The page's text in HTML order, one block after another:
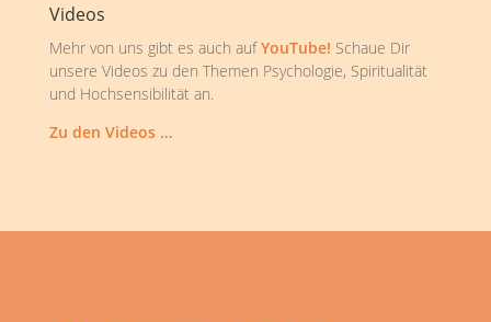
Videos
Mehr von uns gibt es auch aufYouTube! Schaue Dir
unsere Videos zu den Themen Psychologie, Spiritualität
und Hochsensibilität an.
Zu den Videos …